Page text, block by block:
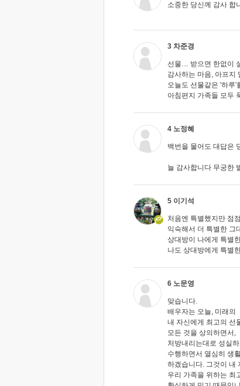
소중한 당신께 감사 합
3 차준경
선물… 받으면 한없이
감사하는 마음, 아프지
오늘도 선물같은 '하루'
아침편지 가족들 모두
4 노정혜
백번을 물어도 대답은
늘 감사합니다 무궁한
5 이기석
처음엔 특별했지만 점
익숙해서 더 특별한 그
상대방이 나에게 특별
나도 상대방에게 특별
6 노문영
맞습니다.
배우자는 오늘, 미래의
내 자신에게 최고의 선
모든 것을 상의하면서,
처방내리는대로 성실하
수행하면서 열심히 생
하겠습니다. 그것이 내
우리 가족을 위하는 최